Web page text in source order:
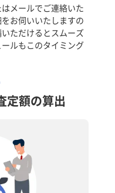
メールでご連絡いた
お伺いいたしますの
ただけるとスムーズ
ルもこのタイミング
定額の算出